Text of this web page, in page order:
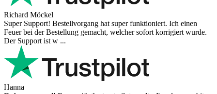
Richard Möckel
Super Support! Bestellvorgang hat super funktioniert. Ich einen
Feuer bei der Bestellung gemacht, welcher sofort korrigiert wurde.
Der Support ist w ...
Hanna